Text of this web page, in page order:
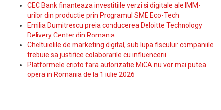
CEC Bank finanteaza investitiile verzi si digitale ale IMM-
urilor din productie prin Programul SME Eco-Tech
Emilia Dumitrescu preia conducerea Deloitte Technology
Delivery Center din Romania
Cheltuielile de marketing digital, sub lupa fiscului: companiile
trebuie sa justifice colaborarile cu influencerii
Platformele cripto fara autorizatie MiCA nu vor mai putea
opera in Romania de la 1 iulie 2026